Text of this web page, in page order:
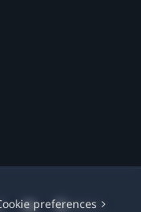
preferences